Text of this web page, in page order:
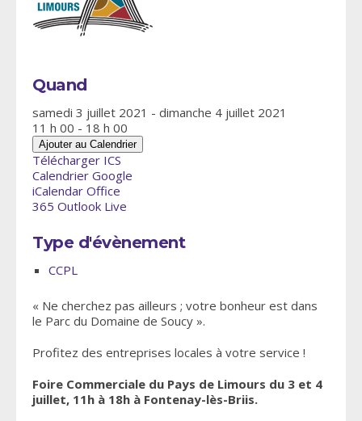
Quand
samedi 3 juillet 2021 - dimanche 4 juillet 2021
11 h 00 - 18 h 00
Ajouter au Calendrier
Télécharger ICS
Calendrier Google
iCalendar Office
365 Outlook Live
Type d'évènement
CCPL
« Ne cherchez pas ailleurs ; votre bonheur est dans
le Parc du Domaine de Soucy ».
Profitez des entreprises locales à votre service !
Foire Commerciale du Pays de Limours du 3 et 4
juillet, 11h à 18h à Fontenay-lès-Briis.